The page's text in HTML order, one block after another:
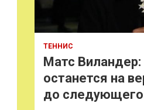
ТЕННИС
Матс Виландер:
останется на
до следующего